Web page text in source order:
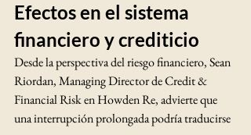
Efectos en el sistema
financiero y crediticio
Desde la perspectiva del riesgo financiero, Sean
Riordan, Managing Director de Credit &
Financial Risk en Howden Re, advierte que
una interrupción prolongada podría traducirse